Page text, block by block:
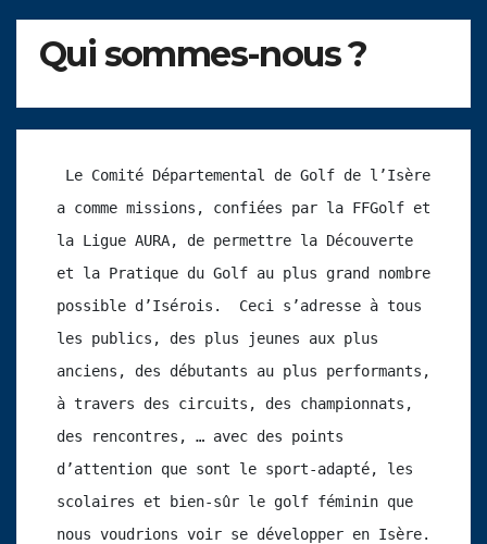
Qui sommes-nous ?
a comme missions, confiées par la FFGolf et
la Ligue AURA, de permettre la Découverte
et la Pratique du Golf au plus grand nombre
possible d’Isérois.  Ceci s’adresse à tous
les publics, des plus jeunes aux plus
anciens, des débutants au plus performants,
à travers des circuits, des championnats,
des rencontres, … avec des points
d’attention que sont le sport-adapté, les
scolaires et bien-sûr le golf féminin que
nous voudrions voir se développer en Isère.